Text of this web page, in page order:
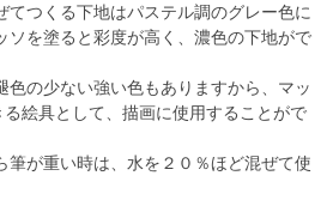
てつくる下地はパステル調のグレー色に
ソを塗ると彩度が高く、濃色の下地がで
色の少ない強い色もありますから、マッ
る絵具として、描画に使用することがで
筆が重い時は、水を２０％ほど混ぜて使